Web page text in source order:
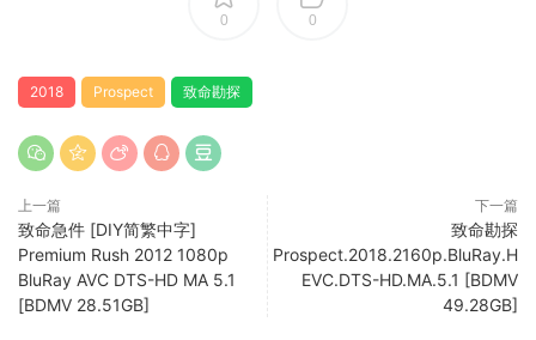
0 0
2018 Prospect 致命勘探
上一篇
致命急件 [DIY简繁中字]
Premium Rush 2012 1080p
BluRay AVC DTS-HD MA 5.1
[BDMV 28.51GB]
下一篇
致命勘探
Prospect.2018.2160p.BluRay.H
EVC.DTS-HD.MA.5.1 [BDMV
49.28GB]